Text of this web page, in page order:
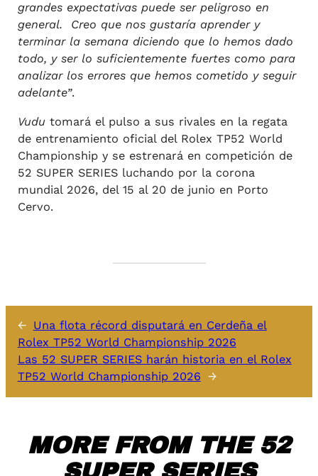
grandes expectativas puede ser peligroso en
general. Creo que nos gustaría aprender y
terminar la semana diciendo que lo hemos dado
todo, y ser lo suficientemente fuertes como para
analizar los errores que hemos cometido y seguir
adelante”.
Vudutomará el pulso a sus rivales en la regata
de entrenamiento oficial del Rolex TP52 World
Championship y se estrenará en competición de
52 SUPER SERIES luchando por la corona
mundial 2026, del 15 al 20 de junio en Porto
Cervo.
← Una flota récord disputará en Cerdeña el
Rolex TP52 World Championship 2026
Las 52 SUPER SERIES harán historia en el Rolex
TP52 World Championship 2026 →
MORE FROM THE 52